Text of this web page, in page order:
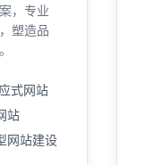
，专业
塑造品
式网站
站
网站建设